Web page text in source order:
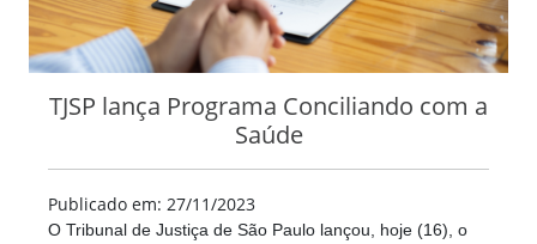
TJSP lança Programa Conciliando com a
Saúde
Publicado em: 27/11/2023
O Tribunal de Justiça de São Paulo lançou, hoje (16), o